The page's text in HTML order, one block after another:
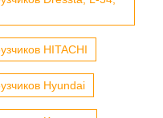
HITACHI
Hyundai